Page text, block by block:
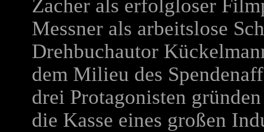
Zacher als erfolgloser
Messner als arbeitslose
Drehbuchautor
dem Milieu des
drei Protagonisten
die Kasse eines großen